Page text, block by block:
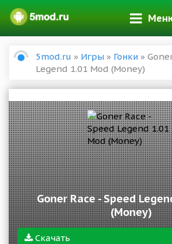
5mod.ru » Игры » Гонки »
Legend 1.01 Mod (Money)
Goner Race - Speed
(Money)
Скачать